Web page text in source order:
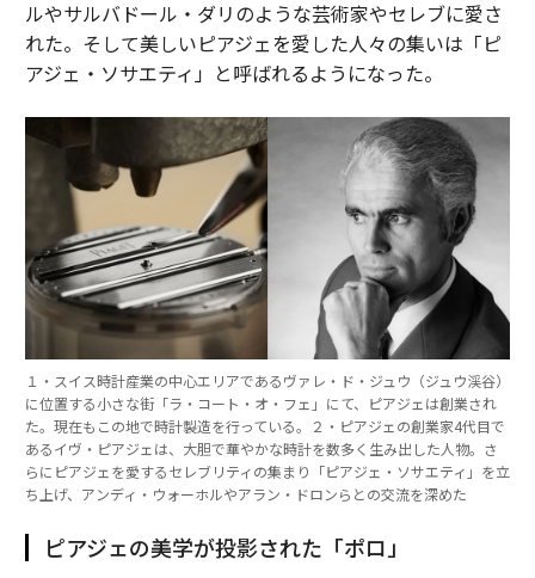
ルやサルバドール・ダリのような芸術家やセレブに愛さ
れた。そして美しいピアジェを愛した人々の集いは「ピ
アジェ・ソサエティ」と呼ばれるようになった。
１・スイス時計産業の中心エリアであるヴァレ・ド・ジュウ（ジュウ渓谷）
に位置する小さな街「ラ・コート・オ・フェ」にて、ピアジェは創業され
た。現在もこの地で時計製造を行っている。２・ピアジェの創業家4代目で
あるイヴ・ピアジェは、大胆で華やかな時計を数多く生み出した人物。さ
らにピアジェを愛するセレブリティの集まり「ピアジェ・ソサエティ」を立
ち上げ、アンディ・ウォーホルやアラン・ドロンらとの交流を深めた
ピアジェの美学が投影された「ポロ」